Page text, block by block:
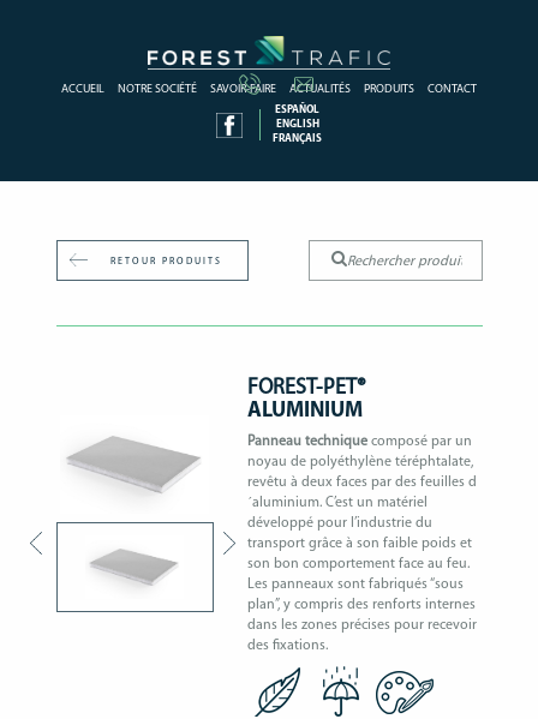
ACCUEIL NOTRE SOCIÉTÉ SAVOIR-FAIRE ACTUALITÉS PRODUITS CONTACT
ESPAÑOL
ENGLISH
FRANÇAIS
RETOUR PRODUITS
FOREST-PET®
ALUMINIUM
Panneau technique composé par un
noyau de polyéthylène téréphtalate,
revêtu à deux faces par des feuilles d
´aluminium. C’est un matériel
développé pour l’industrie du
transport grâce à son faible poids et
son bon comportement face au feu.
Les panneaux sont fabriqués “sous
plan”, y compris des renforts internes
dans les zones précises pour recevoir
des fixations.